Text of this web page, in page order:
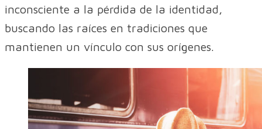
inconsciente a la pérdida de la identidad,
buscando las raíces en tradiciones que
mantienen un vínculo con sus orígenes.